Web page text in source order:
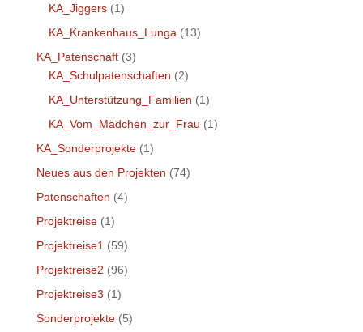
KA_Jiggers(1)
KA_Krankenhaus_Lunga (13)
KA_Patenschaft(3)
KA_Schulpatenschaften (2)
KA_Unterstützung_Familien (1)
KA_Vom_Mädchen_zur_Frau (1)
KA_Sonderprojekte(1)
Neues aus den Projekten (74)
Patenschaften (4)
Projektreise(1)
Projektreise1 (59)
Projektreise2 (96)
Projektreise3 (1)
Sonderprojekte(5)